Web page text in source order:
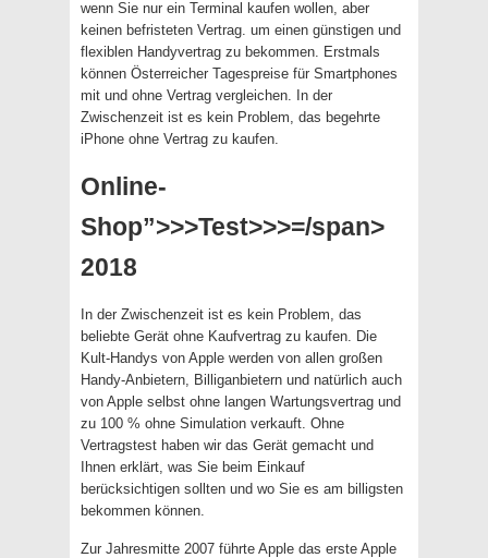
wenn Sie nur ein Terminal kaufen wollen, aber
keinen befristeten Vertrag. um einen günstigen und
flexiblen Handyvertrag zu bekommen. Erstmals
können Österreicher Tagespreise für Smartphones
mit und ohne Vertrag vergleichen. In der
Zwischenzeit ist es kein Problem, das begehrte
iPhone ohne Vertrag zu kaufen.
Online-
Shop”>>>Test>>>=/span>
2018
In der Zwischenzeit ist es kein Problem, das
beliebte Gerät ohne Kaufvertrag zu kaufen. Die
Kult-Handys von Apple werden von allen großen
Handy-Anbietern, Billiganbietern und natürlich auch
von Apple selbst ohne langen Wartungsvertrag und
zu 100 % ohne Simulation verkauft. Ohne
Vertragstest haben wir das Gerät gemacht und
Ihnen erklärt, was Sie beim Einkauf
berücksichtigen sollten und wo Sie es am billigsten
bekommen können.
Zur Jahresmitte 2007 führte Apple das erste Apple